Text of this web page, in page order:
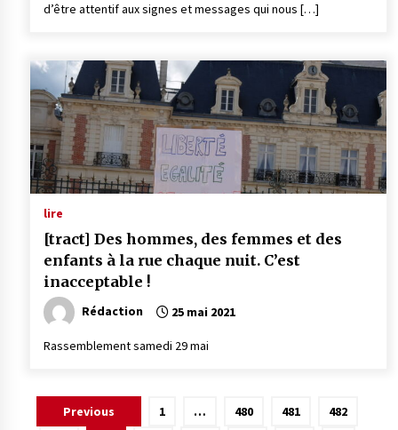
d’être attentif aux signes et messages qui nous […]
lire
[tract] Des hommes, des femmes et des
enfants à la rue chaque nuit. C’est
inacceptable !
Rédaction 25 mai 2021
Rassemblement samedi 29 mai
Pagination
Previous 1 … 480 481 482